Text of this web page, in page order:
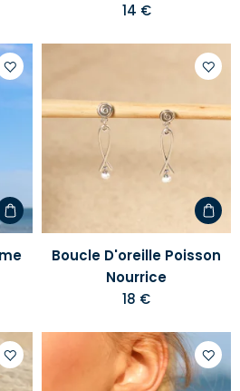
14 €
Ajouter
à
Boucle D'oreille Poisson
Nourrice
18 €